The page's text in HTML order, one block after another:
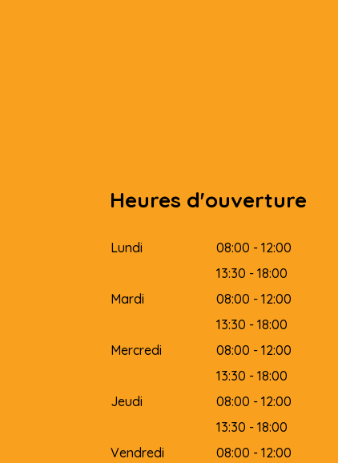
Heures d'ouverture
Lundi
08:00 - 12:00
13:30 - 18:00
Mardi
08:00 - 12:00
13:30 - 18:00
Mercredi
08:00 - 12:00
13:30 - 18:00
Jeudi
08:00 - 12:00
13:30 - 18:00
Vendredi
08:00 - 12:00